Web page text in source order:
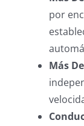
por
Más